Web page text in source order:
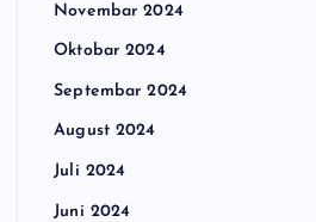
Novembar 2024
Oktobar 2024
Septembar 2024
August 2024
Juli 2024
Juni 2024